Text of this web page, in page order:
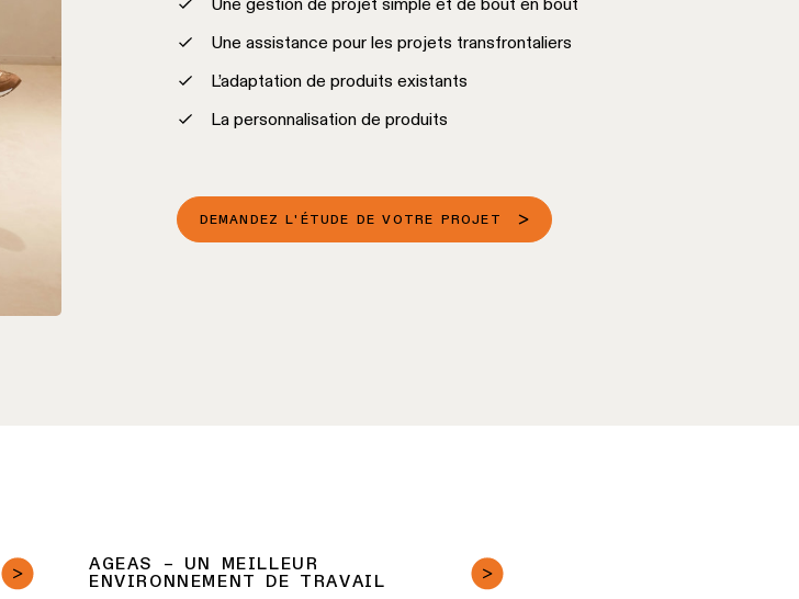
Une assistance pour les projets transfrontaliers
L’adaptation de produits existants
La personnalisation de produits
DEMANDEZ L'ÉTUDE DE VOTRE PROJET
AGEAS – UN MEILLEUR
ENVIRONNEMENT DE TRAVAIL